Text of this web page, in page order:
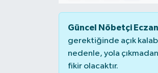
Güncel Nöbetçi
gerektiğinde açık
nedenle, yola
fikir olacaktır.